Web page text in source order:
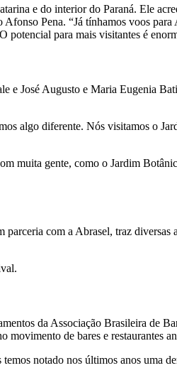
e do interior do Paraná. Ele
Pena. “Já tínhamos voos
para mais visitantes é
e José Augusto e Maria Eugenia
algo diferente. Nós visitamos o
muita gente, como o Jardim
com a Abrasel, traz diversas
da Associação Brasileira de
de bares e restaurantes
notado nos últimos anos uma